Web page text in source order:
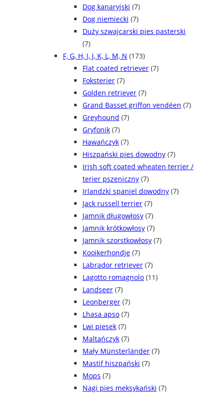
Dog kanaryjski (7)
Dog niemiecki (7)
Duży szwajcarski pies pasterski
(7)
F, G, H, I, J, K, L, M, N (173)
Flat coated retriever (7)
Foksterier (7)
Golden retriever (7)
Grand Basset griffon vendéen (7)
Greyhound (7)
Gryfonik (7)
Hawańczyk (7)
Hiszpański pies dowodny (7)
Irish soft coated wheaten terrier /
terier pszeniczny (7)
Irlandzki spaniel dowodny (7)
Jack russell terrier (7)
Jamnik długowłosy (7)
Jamnik krótkowłosy (7)
Jamnik szorstkowłosy (7)
Kooikerhondje (7)
Labrador retriever (7)
Lagotto romagnolo (11)
Landseer (7)
Leonberger (7)
Lhasa apso (7)
Lwi piesek (7)
Maltańczyk (7)
Mały Münsterländer (7)
Mastif hiszpański (7)
Mops (7)
Nagi pies meksykański (7)